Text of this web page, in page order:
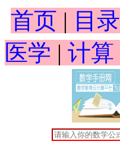
首页 | 目录
医学 | 计算